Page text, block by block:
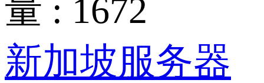
量 : 1672
新加坡服务器